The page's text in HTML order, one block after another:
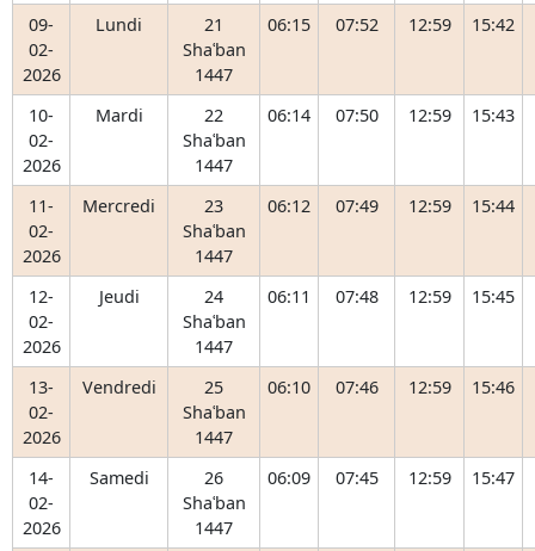
09-
02-
2026
Lundi
21
Shaʿban
1447
06:15 07:52 12:59 15:42
10-
02-
2026
Mardi
22
Shaʿban
1447
06:14 07:50 12:59 15:43
11-
02-
2026
Mercredi
23
Shaʿban
1447
06:12 07:49 12:59 15:44
12-
02-
2026
Jeudi
24
Shaʿban
1447
06:11 07:48 12:59 15:45
13-
02-
2026
Vendredi
25
Shaʿban
1447
06:10 07:46 12:59 15:46
14-
02-
2026
Samedi
26
Shaʿban
1447
06:09 07:45 12:59 15:47